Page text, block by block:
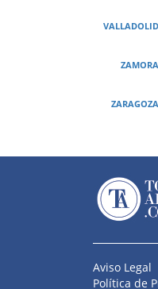
VALLADOLID
ZAMORA
ZARAGOZA
Aviso Legal
Política de